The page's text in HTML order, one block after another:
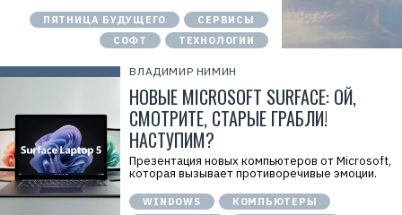
ПЯТНИЦА БУДУЩЕГО
СЕРВИСЫ
СОФТ
ТЕХНОЛОГИИ
ВЛАДИМИР НИМИН
НОВЫЕ MICROSOFT SURFACE: ОЙ,
СМОТРИТЕ, СТАРЫЕ ГРАБЛИ!
НАСТУПИМ?
Презентация новых компьютеров от Microsoft,
которая вызывает противоречивые эмоции.
WINDOWS
КОМПЬЮТЕРЫ